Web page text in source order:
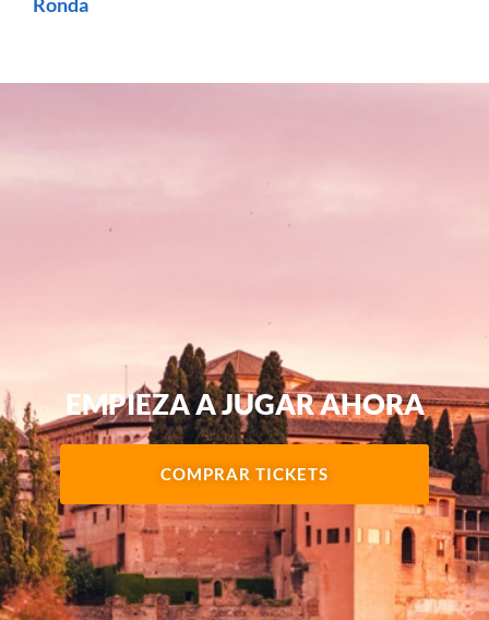
EMPIEZA A JUGAR AHORA
COMPRAR TICKETS